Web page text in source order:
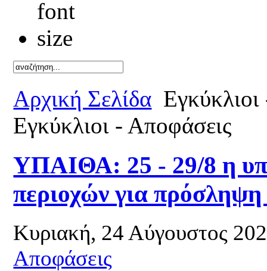
Αρχική Σελίδα
Εγκύκλιοι - Αποφάσεις
ΥΠΑΙΘΑ: 25 - 29/8 η
περιοχών για
Κυριακή, 24 Αύγουστος
Αποφάσεις